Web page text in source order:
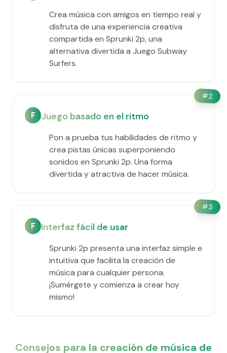
Crea música con amigos en tiempo real y
disfruta de una experiencia creativa
compartida en Sprunki 2p, una
alternativa divertida a Juego Subway
Surfers.
#2
F Juego basado en el ritmo
Pon a prueba tus habilidades de ritmo y
crea pistas únicas superponiendo
sonidos en Sprunki 2p. Una forma
divertida y atractiva de hacer música.
#3
F Interfaz fácil de usar
Sprunki 2p presenta una interfaz simple e
intuitiva que facilita la creación de
música para cualquier persona.
¡Sumérgete y comienza a crear hoy
mismo!
Consejos para la creación de música de